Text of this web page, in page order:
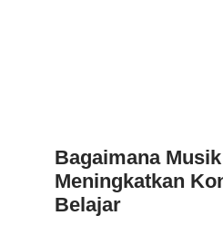
Bagaimana
Meningkatkan
Belajar